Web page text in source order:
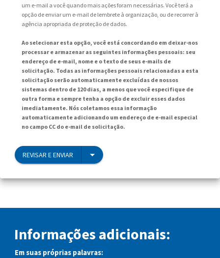
um e-mail a você quando mais ações foram necessárias. Você terá a
opção de enviar um e-mail de lembrete à organização, ou de recorrer à
agência apropriada de proteção de dados.
Ao selecionar esta opção, você está concordando em deixar-nos
processar e armazenar as seguintes informações pessoais: seu
endereço de e-mail, nome e o texto de seus e-mails de
solicitação. Todas as informações pessoais relacionadas a esta
solicitação serão automaticamente excluídas de nossos
sistemas dentro de 120 dias, a menos que você especifique de
outra forma e sempre tenha a opção de excluir esses dados
imediatamente. Nós coletamos essa informação
automaticamente adicionando um endereço de e-mail especial
no campo CC do e-mail de solicitação.
REVISAR E ENVIAR
Informações adicionais:
Em suas próprias palavras: